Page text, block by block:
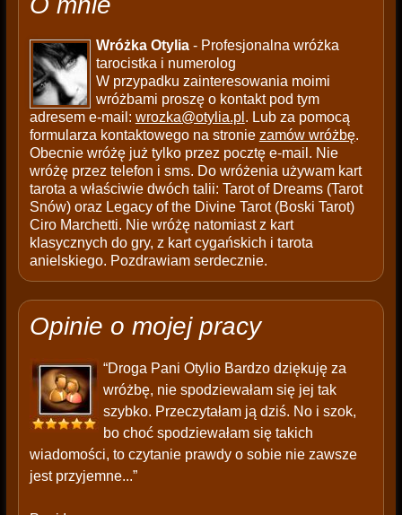
Wróżka Otylia- Profesjonalna wróżka
tarocistka i numerolog
W przypadku zainteresowania moimi
wróżbami proszę o kontakt pod tym
adresem e-mail: wrozka@otylia.pl . Lub za pomocą
formularza kontaktowego na stronie zamów wróżbę.
Obecnie wróżę już tylko przez pocztę e-mail. Nie
wróżę przez telefon i sms. Do wróżenia używam kart
tarota a właściwie dwóch talii: Tarot of Dreams (Tarot
Snów) oraz Legacy of the Divine Tarot (Boski Tarot)
Ciro Marchetti. Nie wróżę natomiast z kart
klasycznych do gry, z kart cygańskich i tarota
anielskiego. Pozdrawiam serdecznie.
Opinie o mojej pracy
“Droga Pani Otylio Bardzo dziękuję za
wróżbę, nie spodziewałam się jej tak
szybko. Przeczytałam ją dziś. No i szok,
bo choć spodziewałam się takich
wiadomości, to czytanie prawdy o sobie nie zawsze
jest przyjemne...”